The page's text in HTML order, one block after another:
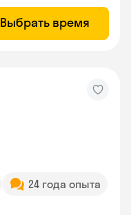
Выбрать время
24 года опыта